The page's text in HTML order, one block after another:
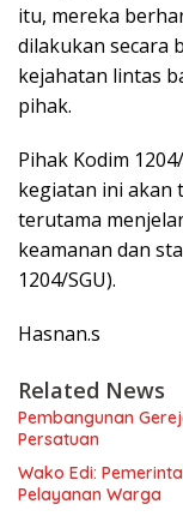
itu, mereka
dilakukan secara
kejahatan lintas
pihak.
Pihak Kodim
kegiatan ini akan
terutama
keamanan dan
1204/SGU).
Hasnan.s
Related News
Pembangunan
Persatuan
Wako Edi:
Pelayanan Warga